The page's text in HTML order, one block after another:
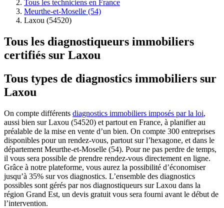
Tous les techniciens en France
Meurthe-et-Moselle (54)
Laxou (54520)
Tous les diagnostiqueurs immobiliers
certifiés sur Laxou
Tous types de diagnostics immobiliers sur
Laxou
On compte différents diagnostics immobiliers imposés par la loi,
aussi bien sur Laxou (54520) et partout en France, à planifier au
préalable de la mise en vente d’un bien. On compte 300 entreprises
disponibles pour un rendez-vous, partout sur l’hexagone, et dans le
département Meurthe-et-Moselle (54). Pour ne pas perdre de temps,
il vous sera possible de prendre rendez-vous directement en ligne.
Grâce à notre plateforme, vous aurez la possibilité d’économiser
jusqu’à 35% sur vos diagnostics. L’ensemble des diagnostics
possibles sont gérés par nos diagnostiqueurs sur Laxou dans la
région Grand Est, un devis gratuit vous sera fourni avant le début de
l’intervention.